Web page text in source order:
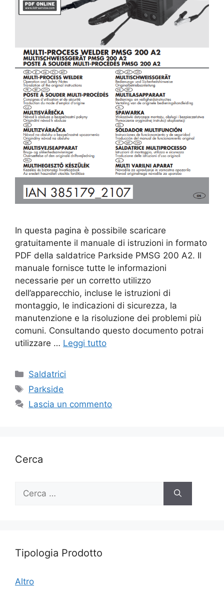
In questa pagina è possibile scaricare
gratuitamente il manuale di istruzioni in formato
PDF della saldatrice Parkside PMSG 200 A2. Il
manuale fornisce tutte le informazioni
necessarie per un corretto utilizzo
dell’apparecchio, incluse le istruzioni di
montaggio, le indicazioni di sicurezza, la
manutenzione e la risoluzione dei problemi più
comuni. Consultando questo documento potrai
utilizzare … Leggi tutto
Categorie
Saldatrici
Tag
Parkside
Lascia un commento
Cerca
per:
Tipologia Prodotto
Altro